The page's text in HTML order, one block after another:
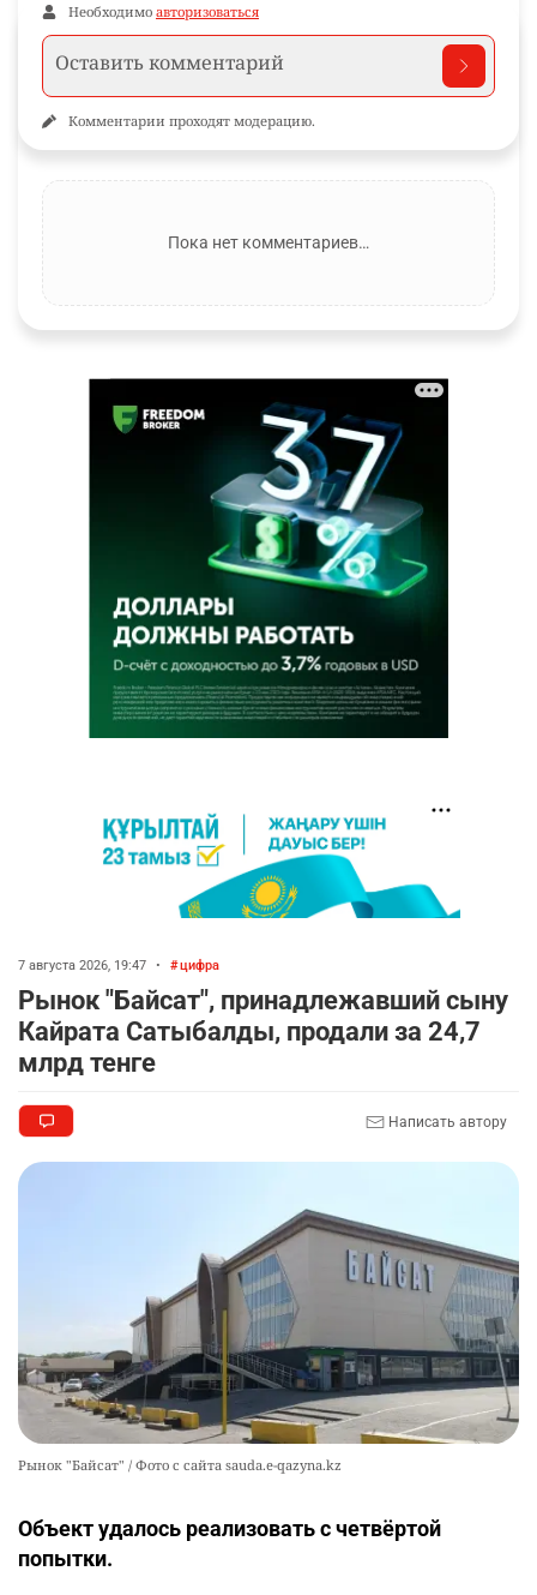
Необходимо авторизоваться
Комментарии проходят модерацию.
Пока нет комментариев…
7 августа 2026, 19:47 • цифра
Рынок "Байсат", принадлежавший сыну
Кайрата Сатыбалды, продали за 24,7
млрд тенге
Написать автору
Рынок "Байсат" / Фото с сайта sauda.e-qazyna.kz
Объект удалось реализовать с четвёртой
попытки.